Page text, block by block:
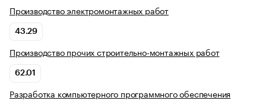
Производство электромонтажных работ
43.29
Производство прочих строительно-монтажных работ
62.01
Разработка компьютерного программного обеспечения